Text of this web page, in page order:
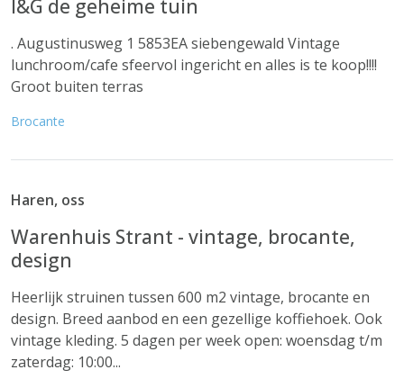
I&G de geheime tuin
. Augustinusweg 1 5853EA siebengewald Vintage
lunchroom/cafe sfeervol ingericht en alles is te koop!!!!
Groot buiten terras
Brocante
Haren, oss
Warenhuis Strant - vintage, brocante,
design
Heerlijk struinen tussen 600 m2 vintage, brocante en
design. Breed aanbod en een gezellige koffiehoek. Ook
vintage kleding. 5 dagen per week open: woensdag t/m
zaterdag: 10:00...